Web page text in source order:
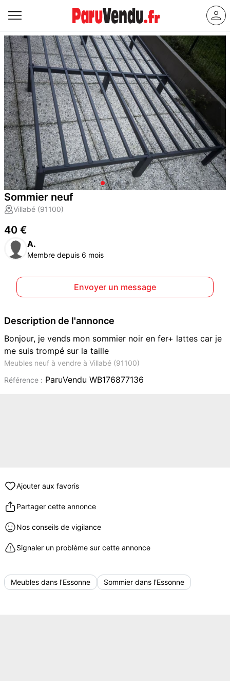
Sommier neuf
Villabé (91100)
40 €
A.
Membre depuis 6 mois
Envoyer un message
Description de l'annonce
Bonjour, je vends mon sommier noir en fer+ lattes car je
me suis trompé sur la taille
Meubles neuf à vendre à Villabé (91100)
Référence : ParuVendu WB176877136
Ajouter aux favoris
Partager cette annonce
Nos conseils de vigilance
Signaler un problème sur cette annonce
Meubles dans l'Essonne Sommier dans l'Essonne